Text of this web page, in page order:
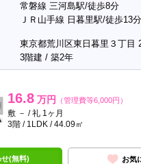
常磐線 三河島駅/徒歩8分
ＪＲ山手線 日暮里駅/徒歩13分
東京都荒川区東日暮里３丁目
3階建 / 築2年
16.8 万円 （管理費等6,000円）
敷 － / 礼 1ヶ月
3階 / 1LDK / 44.09㎡
(無料) お気